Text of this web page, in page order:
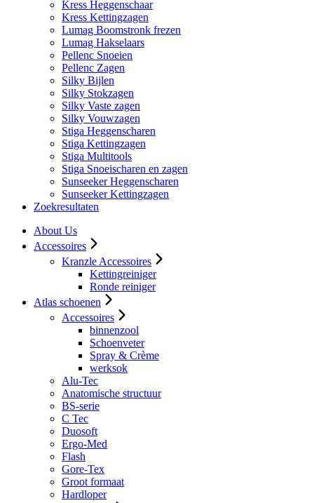
Kress Heggenschaar
Kress Kettingzagen
Lumag Boomstronk frezen
Lumag Hakselaars
Pellenc Snoeien
Pellenc Zagen
Silky Bijlen
Silky Stokzagen
Silky Vaste zagen
Silky Vouwzagen
Stiga Heggenscharen
Stiga Kettingzagen
Stiga Multitools
Stiga Snoeischaren en zagen
Sunseeker Heggenscharen
Sunseeker Kettingzagen
Zoekresultaten
About Us
Accessoires
Kranzle Accessoires
Kettingreiniger
Ronde reiniger
Atlas schoenen
Accessoires
binnenzool
Schoenveter
Spray & Crème
werksok
Alu-Tec
Anatomische structuur
BS-serie
C Tec
Duosoft
Ergo-Med
Flash
Gore-Tex
Groot formaat
Hardloper